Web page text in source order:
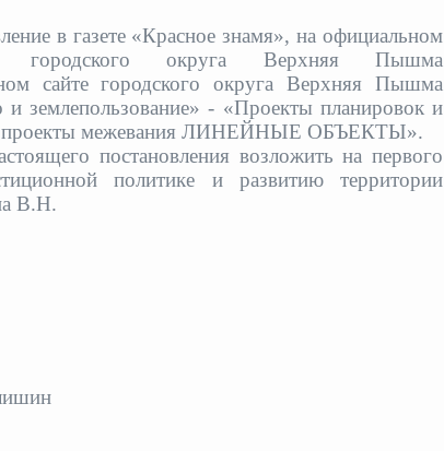
в газете «Красное знамя», на официальном
городского округа Верхняя Пышма
сайте городского округа Верхняя Пышма
и землепользование» - «Проекты планировок и
и проекты межевания ЛИНЕЙНЫЕ ОБЪЕКТЫ».
постановления возложить на первого
политике и развитию территории
В.Н.